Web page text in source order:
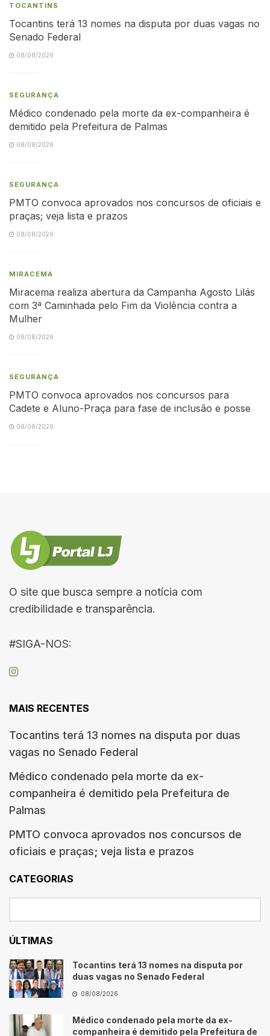
TOCANTINS
Tocantins terá 13 nomes na disputa por duas vagas no
Senado Federal
08/08/2026
SEGURANÇA
Médico condenado pela morte da ex-companheira é
demitido pela Prefeitura de Palmas
08/08/2026
SEGURANÇA
PMTO convoca aprovados nos concursos de oficiais e
praças; veja lista e prazos
08/08/2026
MIRACEMA
Miracema realiza abertura da Campanha Agosto Lilás
com 3ª Caminhada pelo Fim da Violência contra a
Mulher
08/08/2026
SEGURANÇA
PMTO convoca aprovados nos concursos para
Cadete e Aluno-Praça para fase de inclusão e posse
08/08/2026
O site que busca sempre a notícia com
credibilidade e transparência.
#SIGA-NOS:
MAIS RECENTES
Tocantins terá 13 nomes na disputa por duas
vagas no Senado Federal
Médico condenado pela morte da ex-
companheira é demitido pela Prefeitura de
Palmas
PMTO convoca aprovados nos concursos de
oficiais e praças; veja lista e prazos
CATEGORIAS
ÚLTIMAS
Tocantins terá 13 nomes na disputa por
duas vagas no Senado Federal
08/08/2026
Médico condenado pela morte da ex-
companheira é demitido pela Prefeitura de